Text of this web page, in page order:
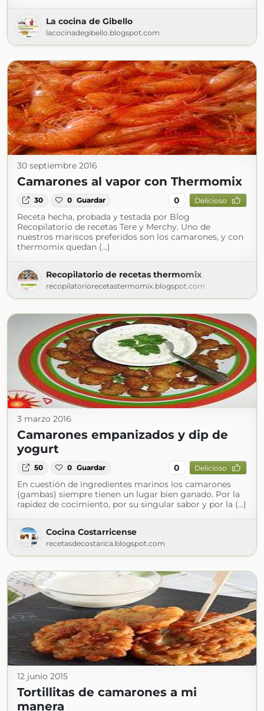
La cocina de Gibello
lacocinadegibello.blogspot.com
30 septiembre 2016
Camarones al vapor con Thermomix
30 0 Guardar 0 Delicioso
Receta hecha, probada y testada por Blog
Recopilatorio de recetas Tere y Merchy. Uno de
nuestros mariscos preferidos son los camarones, y con
thermomix quedan (...)
Recopilatorio de recetas thermomix
recopilatoriorecetastermomix.blogspot.com
3 marzo 2016
Camarones empanizados y dip de
yogurt
50 0 Guardar 0 Delicioso
En cuestión de ingredientes marinos los camarones
(gambas) siempre tienen un lugar bien ganado. Por la
rapidez de cocimiento, por su singular sabor y por la (...)
Cocina Costarricense
recetasdecostarica.blogspot.com
12 junio 2015
Tortillitas de camarones a mi
manera